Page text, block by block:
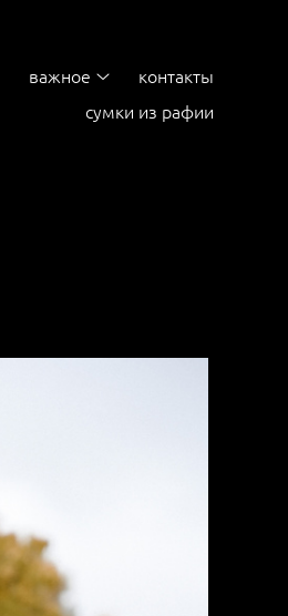
важное
контакты
сумки из рафии